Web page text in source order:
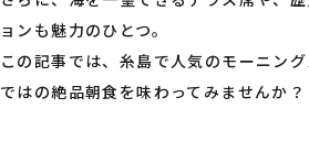
ョンも魅力のひとつ。
この記事では、糸島で人気のモーニン
ではの絶品朝食を味わってみませんか？